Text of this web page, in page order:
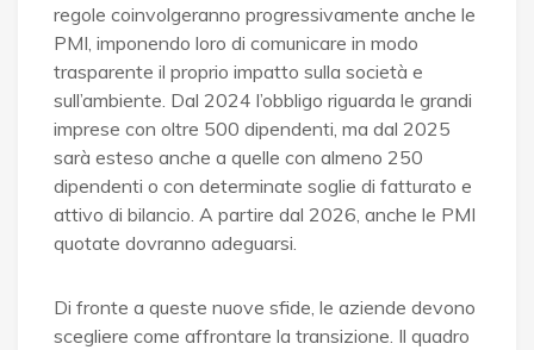
regole coinvolgeranno progressivamente anche le
PMI, imponendo loro di comunicare in modo
trasparente il proprio impatto sulla società e
sull’ambiente. Dal 2024 l’obbligo riguarda le grandi
imprese con oltre 500 dipendenti, ma dal 2025
sarà esteso anche a quelle con almeno 250
dipendenti o con determinate soglie di fatturato e
attivo di bilancio. A partire dal 2026, anche le PMI
quotate dovranno adeguarsi.
Di fronte a queste nuove sfide, le aziende devono
scegliere come affrontare la transizione. Il quadro